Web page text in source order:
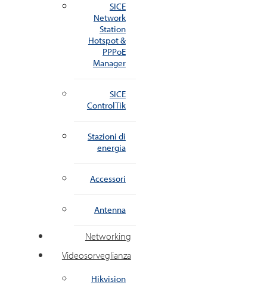
SICE
Network
Station
Hotspot &
PPPoE
Manager
SICE
ControlTik
Stazioni di
energia
Accessori
Antenna
Networking
Videosorveglianza
Hikvision